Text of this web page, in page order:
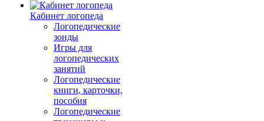
Кабинет логопеда
Логопедические
зонды
Игры для
логопедических
занятий
Логопедические
книги, карточки,
пособия
Логопедические